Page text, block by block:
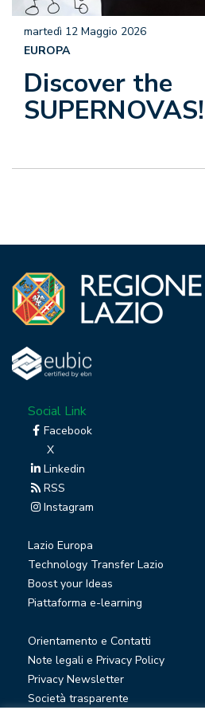
Discover the
SUPERNOVAS!
martedì 12 Maggio 2026
EUROPA
Social Link
Facebook
X
Linkedin
RSS
Instagram
Lazio Europa
Technology Transfer Lazio
Boost your Ideas
Piattaforma e-learning
Orientamento e Contatti
Note legali e Privacy Policy
Privacy Newsletter
Società trasparente